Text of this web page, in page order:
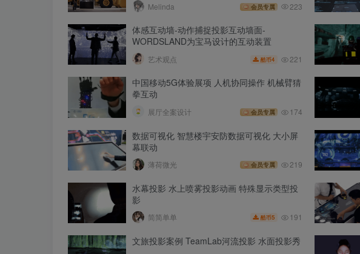
Melinda 会员专属 223
体感互动墙-动作捕捉投影互动墙面-
WORDSLAND为宝马设计的互动装置
艺术观点 酷币4 221
中国移动5G体验展项 人机协同操作 机械臂猜
拳互动
展厅全案设计 会员专属 174
数据可视化 智慧楼宇安防数据可视化 大小屏
幕联动
薄荷微光 会员专属 219
水幕投影 水上喷雾投影动画 特殊显示类型投
影
简简单单 酷币5 191
文旅投影案例 TeamLab河流投影 水面投影秀